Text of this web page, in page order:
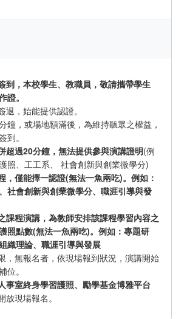
到，本校學生、教職員，敬請攜帶學生
證。
，始能提供認證。
鐘，或場地額滿後，為維持聽眾之權益，
到。
超過20分鐘，無法提供參與演講證明(例
照、工工系、 社會創新與創業微學分)
，僅能擇一認證(無法一魚兩吃)。例如：
社會創新與創業微學分、職涯引導與發
課程演講，為教師安排該課程學習內容之
照點數(無法一魚兩吃)。例如：專題研
織理論、職涯引導與發展
，無報名者，依現場報到狀況，演講開始
位。
事室終身學習護照、勵學基金博雅平台
現場報名。